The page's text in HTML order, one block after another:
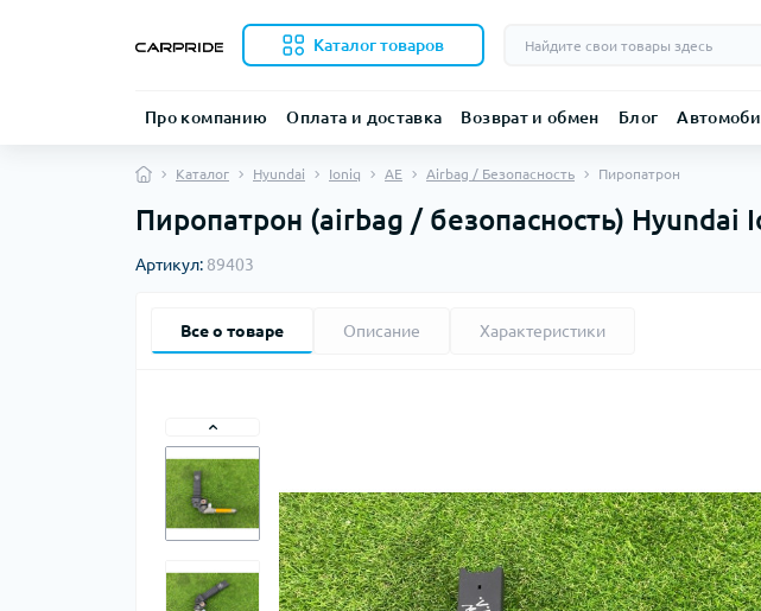
Каталог товаров
Про компанию Оплата и доставка Возврат и обмен Блог
Каталог Hyundai Ioniq AE Airbag / Безопасность Пиропатрон
Пиропатрон (airbag / безопасность) Hyundai
Артикул: 89403
Все о товаре Описание Характеристики